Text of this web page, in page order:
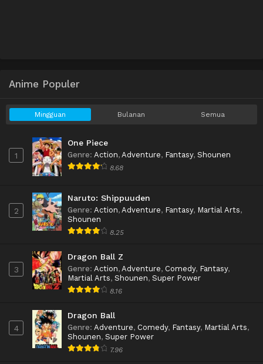
Anime Populer
Mingguan Bulanan Semua
1
One Piece
Genre: Action, Adventure, Fantasy, Shounen
8.68
2
Naruto: Shippuuden
Genre: Action, Adventure, Fantasy, Martial Arts,
Shounen
8.25
3
Dragon Ball Z
Genre: Action, Adventure, Comedy, Fantasy,
Martial Arts, Shounen, Super Power
8.16
4
Dragon Ball
Genre: Adventure, Comedy, Fantasy, Martial Arts,
Shounen, Super Power
7.96